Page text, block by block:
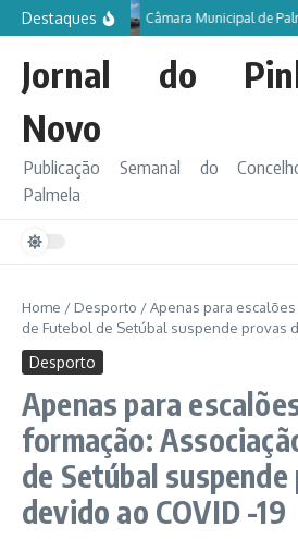
Ir para o conteúdo
Destaques Câmara Municipal de
Jornal do
Novo
Publicação Semanal do
Palmela
Home / Desporto /Apenas para
de Futebol de Setúbal suspende provas
Desporto
Apenas para
formação:
de Setúbal suspende
devido ao COVID -19